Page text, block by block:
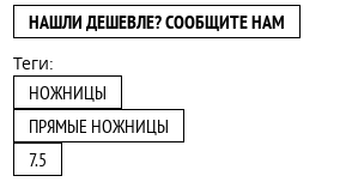
НАШЛИ ДЕШЕВЛЕ? СООБЩИТЕ НАМ
Теги:
НОЖНИЦЫ
ПРЯМЫЕ НОЖНИЦЫ
7.5